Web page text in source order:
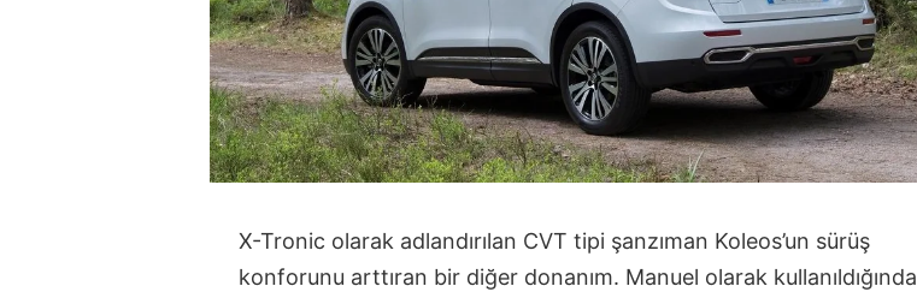
X-Tronic olarak adlandırılan CVT tipi şanzıman Koleos’un sürüş
konforunu arttıran bir diğer donanım. Manuel olarak kullanıldığında